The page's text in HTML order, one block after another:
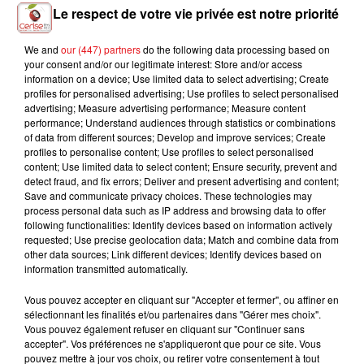
SHAKIRA FEAT. BURNA
BOY
Dai Dai
RIHANNA
Te Amo
TEDDY SWIMS
Mr Know It All
L'HOROSCOPE
Bélier Taureau Gémeaux
Le respect de votre vie privée est notre priorité
We and our (447) partnersdo the following data processing based on
your consent and/or our legitimate interest: Store and/or access
information on a device; Use limited data to select advertising; Create
profiles for personalised advertising; Use profiles to select personalised
advertising; Measure advertising performance; Measure content
performance; Understand audiences through statistics or combinations
of data from different sources; Develop and improve services; Create
profiles to personalise content; Use profiles to select personalised
content; Use limited data to select content; Ensure security, prevent and
detect fraud, and fix errors; Deliver and present advertising and content;
Save and communicate privacy choices. These technologies may
process personal data such as IP address and browsing data to offer
following functionalities: Identify devices based on information actively
requested; Use precise geolocation data; Match and combine data from
other data sources; Link different devices; Identify devices based on
information transmitted automatically.
Vous pouvez accepter en cliquant sur "Accepter et fermer", ou affiner en
sélectionnant les finalités et/ou partenaires dans "Gérer mes choix".
Vous pouvez également refuser en cliquant sur "Continuer sans
accepter". Vos préférences ne s'appliqueront que pour ce site. Vous
pouvez mettre à jour vos choix, ou retirer votre consentement à tout